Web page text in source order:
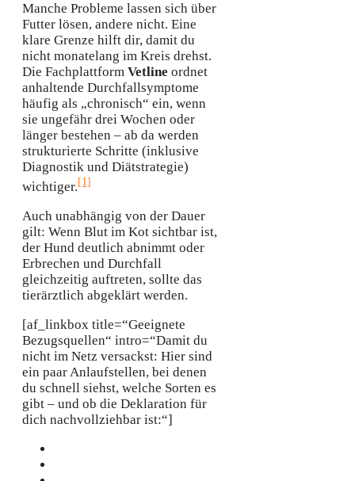
Manche Probleme lassen sich über
Futter lösen, andere nicht. Eine
klare Grenze hilft dir, damit du
nicht monatelang im Kreis drehst.
Die Fachplattform Vetline ordnet
anhaltende Durchfallsymptome
häufig als „chronisch“ ein, wenn
sie ungefähr drei Wochen oder
länger bestehen – ab da werden
strukturierte Schritte (inklusive
Diagnostik und Diätstrategie)
wichtiger.[1]
Auch unabhängig von der Dauer
gilt: Wenn Blut im Kot sichtbar ist,
der Hund deutlich abnimmt oder
Erbrechen und Durchfall
gleichzeitig auftreten, sollte das
tierärztlich abgeklärt werden.
[af_linkbox title=“Geeignete
Bezugsquellen“ intro=“Damit du
nicht im Netz versackst: Hier sind
ein paar Anlaufstellen, bei denen
du schnell siehst, welche Sorten es
gibt – und ob die Deklaration für
dich nachvollziehbar ist:“]